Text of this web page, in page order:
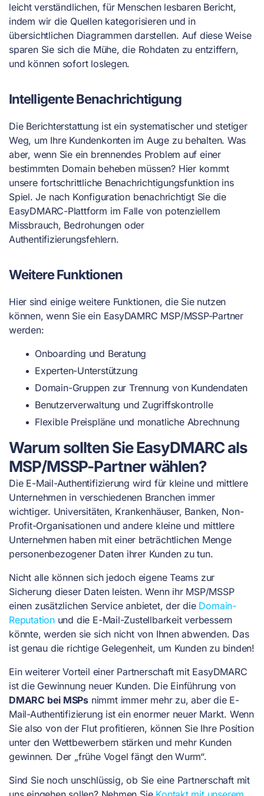
leicht verständlichen, für Menschen lesbaren Bericht,
indem wir die Quellen kategorisieren und in
übersichtlichen Diagrammen darstellen. Auf diese Weise
sparen Sie sich die Mühe, die Rohdaten zu entziffern,
und können sofort loslegen.
Intelligente Benachrichtigung
Die Berichterstattung ist ein systematischer und stetiger
Weg, um Ihre Kundenkonten im Auge zu behalten. Was
aber, wenn Sie ein brennendes Problem auf einer
bestimmten Domain beheben müssen? Hier kommt
unsere fortschrittliche Benachrichtigungsfunktion ins
Spiel. Je nach Konfiguration benachrichtigt Sie die
EasyDMARC-Plattform im Falle von potenziellem
Missbrauch, Bedrohungen oder
Authentifizierungsfehlern.
Weitere Funktionen
Hier sind einige weitere Funktionen, die Sie nutzen
können, wenn Sie ein EasyDAMRC MSP/MSSP-Partner
werden:
Onboarding und Beratung
Experten-Unterstützung
Domain-Gruppen zur Trennung von Kundendaten
Benutzerverwaltung und Zugriffskontrolle
Flexible Preispläne und monatliche Abrechnung
Warum sollten Sie EasyDMARC als
MSP/MSSP-Partner wählen?
Die E-Mail-Authentifizierung wird für kleine und mittlere
Unternehmen in verschiedenen Branchen immer
wichtiger. Universitäten, Krankenhäuser, Banken, Non-
Profit-Organisationen und andere kleine und mittlere
Unternehmen haben mit einer beträchtlichen Menge
personenbezogener Daten ihrer Kunden zu tun.
Nicht alle können sich jedoch eigene Teams zur
Sicherung dieser Daten leisten. Wenn ihr MSP/MSSP
einen zusätzlichen Service anbietet, der die Domain-
Reputationund die E-Mail-Zustellbarkeit verbessern
könnte, werden sie sich nicht von Ihnen abwenden. Das
ist genau die richtige Gelegenheit, um Kunden zu binden!
Ein weiterer Vorteil einer Partnerschaft mit EasyDMARC
ist die Gewinnung neuer Kunden. Die Einführung von
DMARC bei MSPs nimmt immer mehr zu, aber die E-
Mail-Authentifizierung ist ein enormer neuer Markt. Wenn
Sie also von der Flut profitieren, können Sie Ihre Position
unter den Wettbewerbern stärken und mehr Kunden
gewinnen. Der „frühe Vogel fängt den Wurm“.
Sind Sie noch unschlüssig, ob Sie eine Partnerschaft mit